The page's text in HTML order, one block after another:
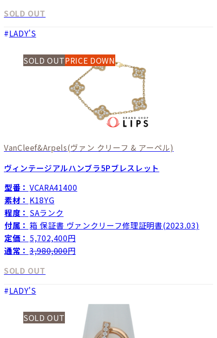
SOLD OUT
LADY'S
SOLD OUTPRICE DOWN
VanCleef&Arpels(ヴァン クリーフ & アーペル)
ヴィンテージアルハンブラ5Pブレスレット
型番： VCARA41400
素材： K18YG
程度： SAランク
付属： 箱 保証書 ヴァンクリーフ修理証明書(2023.03)
定価： 5,702,400円
通常： 3,980,000円
SOLD OUT
LADY'S
SOLD OUT